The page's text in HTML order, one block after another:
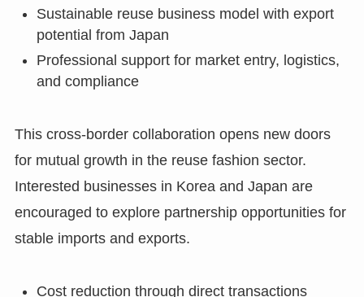
Sustainable reuse business model with export
potential from Japan
Professional support for market entry, logistics,
and compliance
This cross-border collaboration opens new doors
for mutual growth in the reuse fashion sector.
Interested businesses in Korea and Japan are
encouraged to explore partnership opportunities for
stable imports and exports.
Cost reduction through direct transactions